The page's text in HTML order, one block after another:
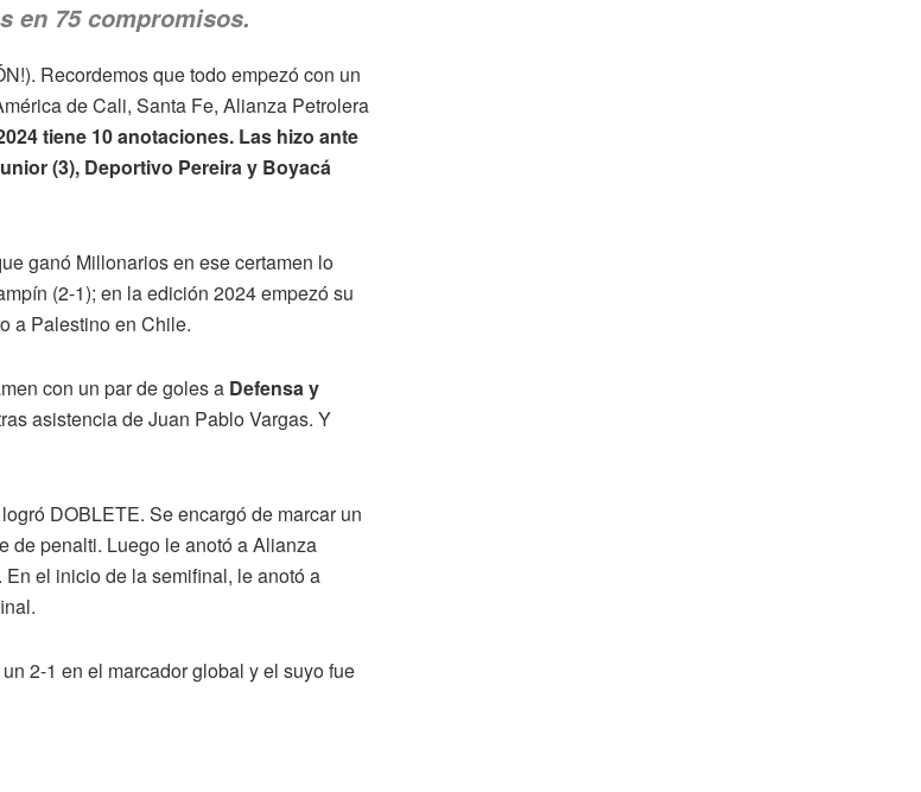
en 75 compromisos.
Recordemos que todo empezó con un
de Cali, Santa Fe, Alianza Petrolera
tiene 10 anotaciones. Las hizo ante
(3), Deportivo Pereira y Boyacá
ganó Millonarios en ese certamen lo
(2-1); en la edición 2024 empezó su
a Palestino en Chile.
con un par de goles a Defensa y
asistencia de Juan Pablo Vargas. Y
DOBLETE. Se encargó de marcar un
de penalti. Luego le anotó a Alianza
el inicio de la semifinal, le anotó a
2-1 en el marcador global y el suyo fue